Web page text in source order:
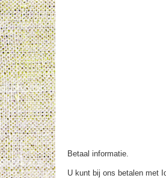
Betaal informatie.
U kunt bij ons betalen met